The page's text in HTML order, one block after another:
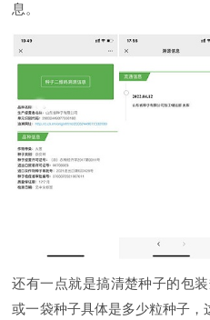
息。
还有一点就是搞清楚种子的包
或一袋种子具体是多少粒种子